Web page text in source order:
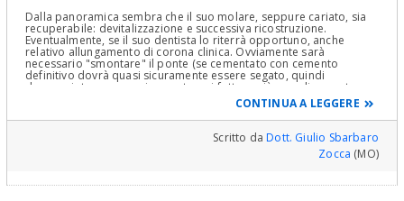
Dalla panoramica sembra che il suo molare, seppure cariato, sia
recuperabile: devitalizzazione e successiva ricostruzione.
Eventualmente, se il suo dentista lo riterrà opportuno, anche
relativo allungamento di corona clinica. Ovviamente sarà
necessario "smontare" il ponte (se cementato con cemento
definitivo dovrà quasi sicuramente essere segato, quindi
danneggiato e successivamente o ri-fatto o più semplicemente
modificato, prassi comune per i laboratori odontotecnici).
L'estrazione, e la successiva riabilitazione implantare (su 16 e 15),
la tenga come ultima ipotesi nel caso il molare risulti cariato a tal
punto da non poter più essere recuperabile, coda che
CONTINUA A LEGGERE
Scritto daDott. Giulio Sbarbaro
Zocca (MO)